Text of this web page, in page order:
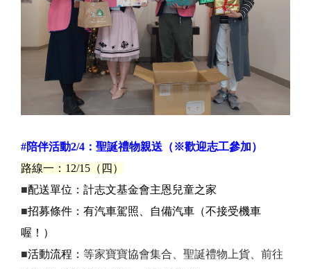
#陪伴活動2/4： 聖誕禮物親送（※歡迎志工參加）
路線一：12/15（四）
■配送單位：計志文基金會主恩兒童之家
■招募條件：有汽車駕照、自備汽車（不接受機車
喔！）
■活動流程： 等家寶寶協會集合、聖誕禮物上貨、 前往